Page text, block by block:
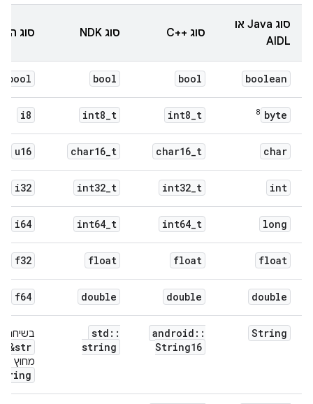
סוג Java או
AIDL
סוג C++‎ סוג NDK סוג
boolean
bool
bool
bool
byte
8
int8_t
int8_t
i8
char
char16_t
char16_t
u16
int
int32_t
int32_t
i32
long
int64_t
int64_t
i64
float
float
float
f32
double
double
double
f64
String
android ::
String16
std ::
string
בשיחה:
&str
מחוץ